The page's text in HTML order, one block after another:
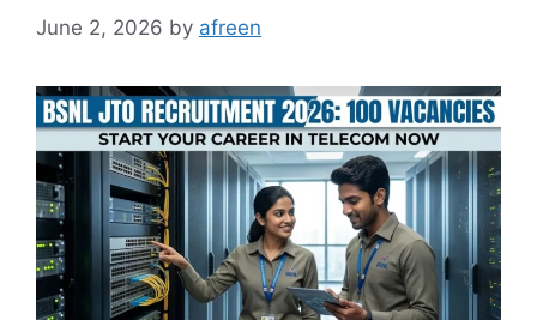
June 2, 2026 by afreen